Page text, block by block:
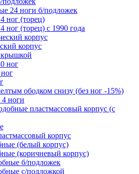
24 ноги б/подложек
ног (торец)
ног (торец) с 1990 года
корпус
корпус
ног
ободком снизу (без ног -15%)
ноги
пластмассовый корпус (с
корпус
(белый корпус)
(коричневый корпус)
б/подложек
с/подложкой